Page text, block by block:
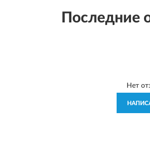
Последние
Нет